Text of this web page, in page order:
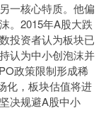
一核心特质。他偏
。2015年A股大跌
投资者认为板块已
认为中小创泡沫并
政策限制形成稀
化，板块估值将进
决规避A股中小